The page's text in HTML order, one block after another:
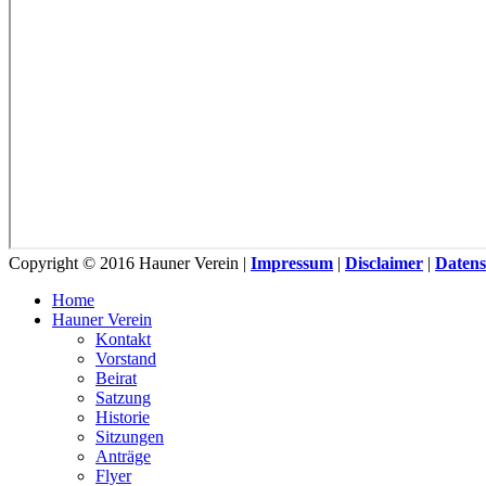
Copyright © 2016 Hauner Verein | Impressum | Disclaimer |
Home
Hauner Verein
Kontakt
Vorstand
Beirat
Satzung
Historie
Sitzungen
Anträge
Flyer